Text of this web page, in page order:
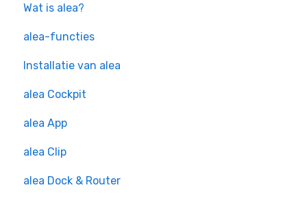
Wat is alea?
alea-functies
Installatie van alea
alea Cockpit
alea App
alea Clip
alea Dock & Router